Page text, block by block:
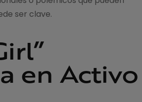
ser clave.
en Activo